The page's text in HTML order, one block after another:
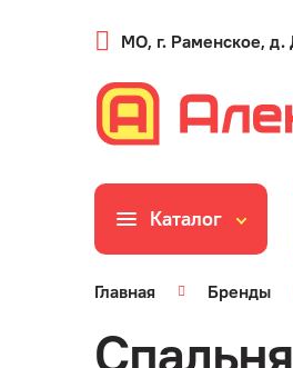
МО, г. Раменское, д.
Каталог
Главная Бренды